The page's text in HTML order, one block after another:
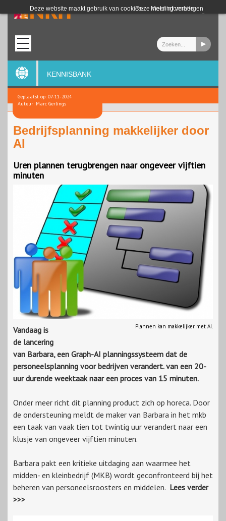
Deze website maakt gebruik van cookies. Meer informatie
Deze melding verbergen
Login
KENNISBANK
Geplaatst op: 07-11-2024
Auteur: Marc Gerlings
Bedrijfsplanning makkelijker door
AI
Uren plannen terugbrengen naar ongeveer vijftien
minuten
Plannen kan makkelijker met AI.
Vandaag is
de lancering
van Barbara, een Graph-AI planningssysteem dat de
personeelsplanning voor bedrijven verandert. van een 20-
uur durende weektaak naar een proces van 15 minuten.
Onder meer richt dit planning product zich op horeca. Door
de ondersteuning meldt de maker van Barbara in het mkb
een taak van vaak tien tot twintig uur verandert naar een
klusje van ongeveer vijftien minuten.
Barbara pakt een kritieke uitdaging aan waarmee het
midden- en kleinbedrijf (MKB) wordt geconfronteerd bij het
beheren van personeelsroosters en middelen. Lees verder
>>>